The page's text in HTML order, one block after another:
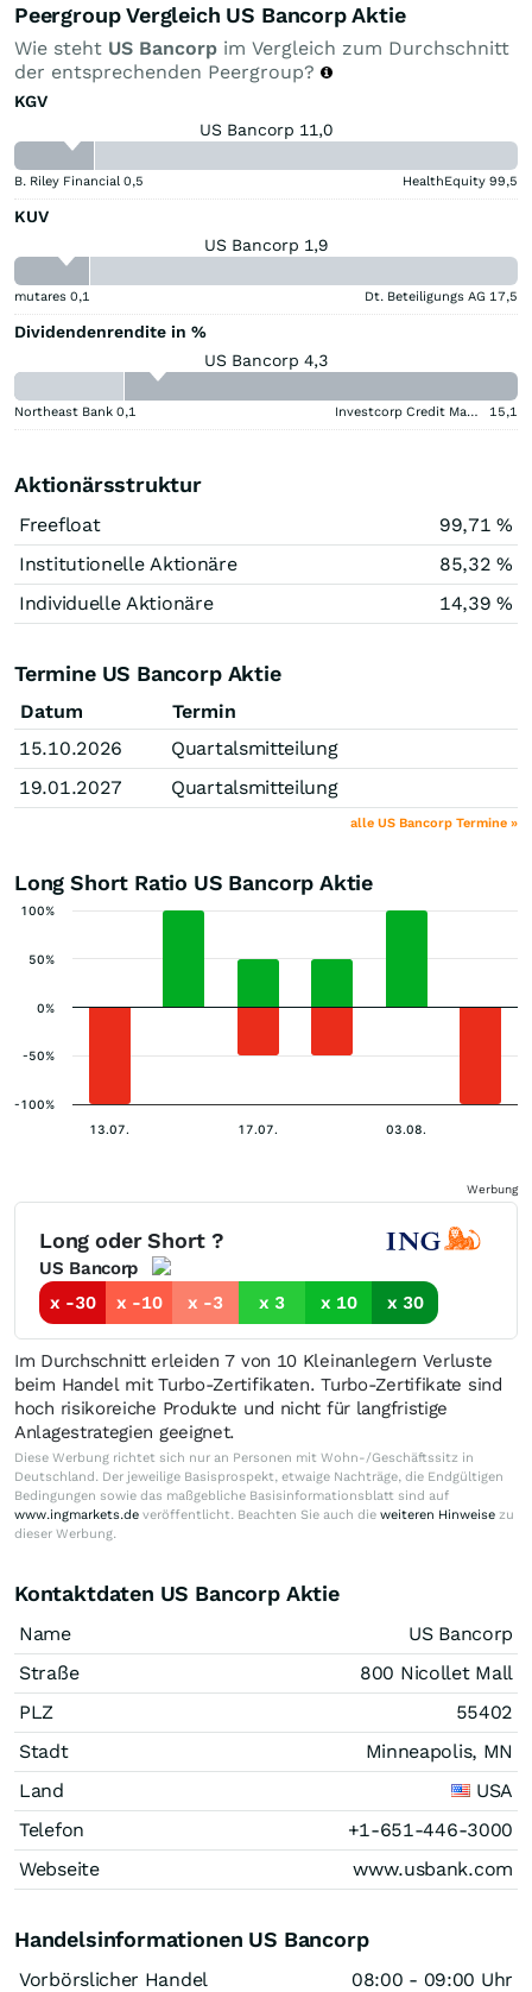
Peergroup Vergleich US Bancorp Aktie
Wie steht US Bancorp im Vergleich zum Durchschnitt
der entsprechenden Peergroup?
KGV
US Bancorp 11,0
B. Riley Financial 0,5 HealthEquity 99,5
KUV
US Bancorp 1,9
mutares 0,1 Dt. Beteiligungs AG 17,5
Dividendenrendite in %
US Bancorp 4,3
Northeast Bank 0,1 Investcorp Credit Management BDC 15,1
Aktionärsstruktur
Freefloat
99,71 %
Institutionelle Aktionäre
85,32 %
Individuelle Aktionäre
14,39 %
Termine US Bancorp Aktie
Datum
Termin
15.10.2026
Quartalsmitteilung
19.01.2027
Quartalsmitteilung
alle US Bancorp Termine »
Long Short Ratio US Bancorp Aktie
13.07. 17.07. 03.08.
-100%
-50%
0%
50%
100%
Werbung
Long oder Short ?
US Bancorp
x -30
x -10 x -3 x 3 x 10 x 30
Im Durchschnitt erleiden 7 von 10 Kleinanlegern Verluste
beim Handel mit Turbo-Zertifikaten. Turbo-Zertifikate sind
hoch risikoreiche Produkte und nicht für langfristige
Anlagestrategien geeignet.
Diese Werbung richtet sich nur an Personen mit Wohn-/Geschäftssitz in
Deutschland. Der jeweilige Basisprospekt, etwaige Nachträge, die Endgültigen
Bedingungen sowie das maßgebliche Basisinformationsblatt sind auf
www.ingmarkets.de veröffentlicht. Beachten Sie auch die weiteren Hinweise zu
dieser Werbung.
Kontaktdaten US Bancorp Aktie
Name
US Bancorp
Straße
800 Nicollet Mall
PLZ
55402
Stadt
Minneapolis, MN
Land
USA
Telefon
+1-651-446-3000
Webseite
www.usbank.com
Handelsinformationen US Bancorp
Vorbörslicher Handel 08:00 - 09:00 Uhr